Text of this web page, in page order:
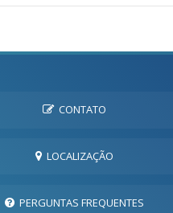
CONTATO
LOCALIZAÇÃO
PERGUNTAS FREQUENTES